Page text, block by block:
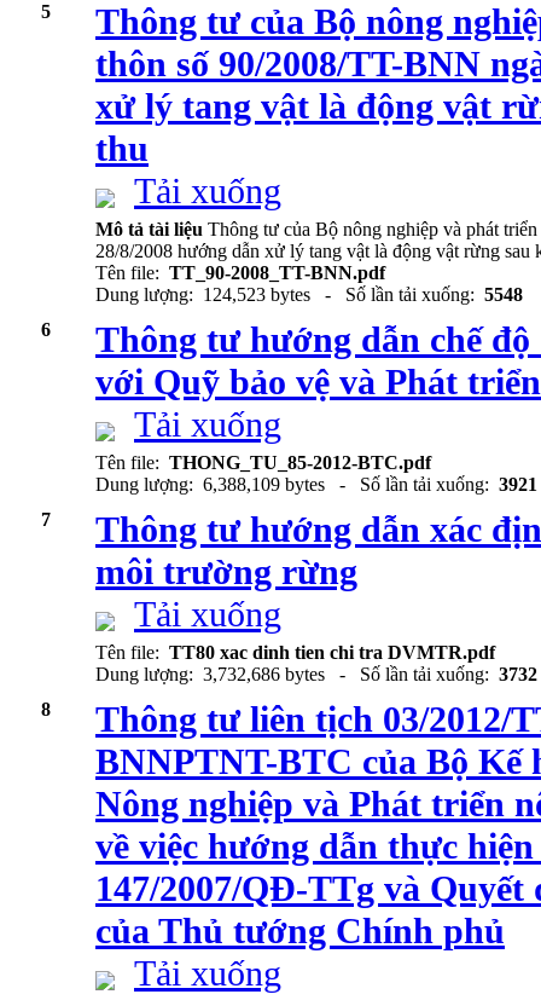
5
Thông tư của Bộ nông
thôn số 90/2008/TT-BNN
xử lý tang vật là động vật
thu
Tải xuống
Mô tả tài liệu Thông tư của Bộ nông nghiệp và phát
28/8/2008 hướng dẫn xử lý tang vật là động vật rừng
Tên file: TT_90-2008_TT-BNN.pdf
Dung lượng: 124,523 bytes - Số lần tải xuống: 5548
6
Thông tư hướng dẫn chế
với Quỹ bảo vệ và Phát
Tải xuống
Tên file: THONG_TU_85-2012-BTC.pdf
Dung lượng: 6,388,109 bytes - Số lần tải xuống: 3921
7
Thông tư hướng dẫn xác
môi trường rừng
Tải xuống
Tên file: TT80 xac dinh tien chi tra DVMTR.pdf
Dung lượng: 3,732,686 bytes - Số lần tải xuống: 3732
8
Thông tư liên tịch 03/2012/
BNNPTNT-BTC của Bộ Kế
Nông nghiệp và Phát triển
về việc hướng dẫn thực
147/2007/QĐ-TTg và
của Thủ tướng Chính phủ
Tải xuống